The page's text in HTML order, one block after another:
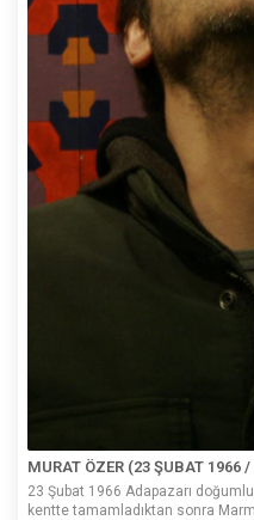
MURAT ÖZER (23 ŞUBAT 1966
23 Şubat 1966 Adapazarı
kentte tamamladıktan sonra